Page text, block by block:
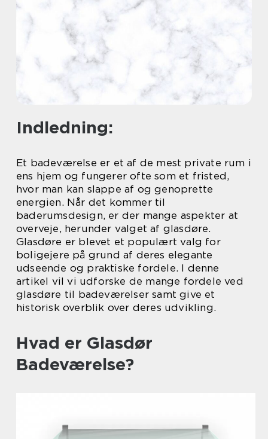
Indledning:
Et badeværelse er et af de mest private rum i
ens hjem og fungerer ofte som et fristed,
hvor man kan slappe af og genoprette
energien. Når det kommer til
baderumsdesign, er der mange aspekter at
overveje, herunder valget af glasdøre.
Glasdøre er blevet et populært valg for
boligejere på grund af deres elegante
udseende og praktiske fordele. I denne
artikel vil vi udforske de mange fordele ved
glasdøre til badeværelser samt give et
historisk overblik over deres udvikling.
Hvad er Glasdør
Badeværelse?